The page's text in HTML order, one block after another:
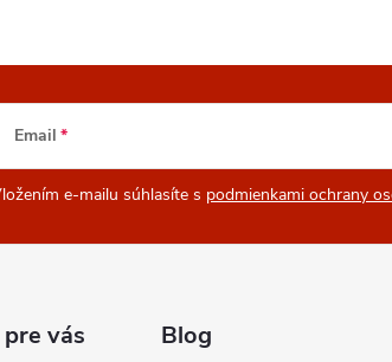
Email
e-mailu súhlasíte s podmienkami ochrany
vás Blog